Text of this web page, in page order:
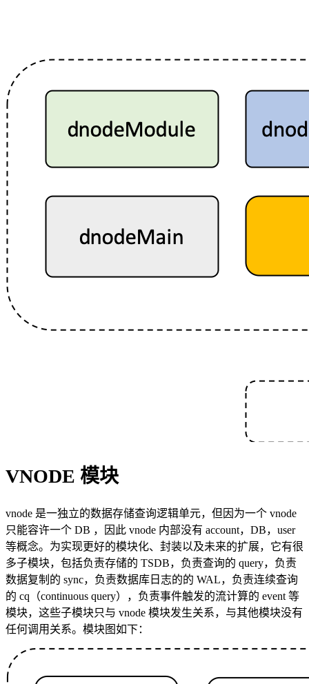
VNODE 模块
vnode 是一独立的数据存储查询逻辑单元，但因为一个 vnode
只能容许一个 DB ，因此 vnode 内部没有 account，DB，user
等概念。为实现更好的模块化、封装以及未来的扩展，它有很
多子模块，包括负责存储的 TSDB，负责查询的 query，负责
数据复制的 sync，负责数据库日志的的 WAL，负责连续查询
的 cq（continuous query），负责事件触发的流计算的 event 等
模块，这些子模块只与 vnode 模块发生关系，与其他模块没有
任何调用关系。模块图如下：